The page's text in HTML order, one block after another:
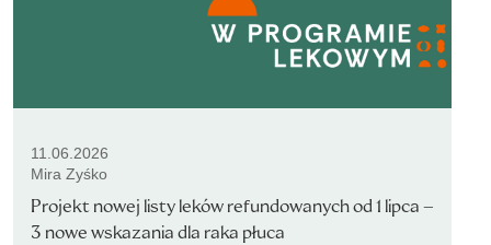
11.06.2026
Mira Zyśko
Projekt nowej listy leków refundowanych od 1 lipca –
3 nowe wskazania dla raka płuca